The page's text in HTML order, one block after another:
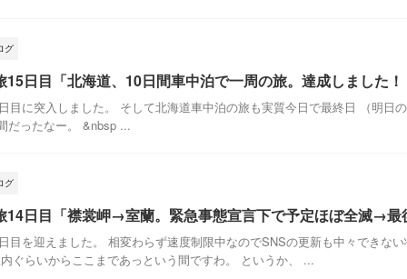
グ
15日目「北海道、10日間車中泊で一周の旅。達成しました
目に突入しました。 そして北海道車中泊の旅も実質今日で最終日 （明
ったなー。 &nbsp ...
グ
14日目「襟裳岬→室蘭。緊急事態宣言下で予定ほぼ全滅→最
目を迎えました。 相変わらず速度制限中なのでSNSの更新も中々できな
ぐらいからここまであっという間ですわ。 というか、 ...